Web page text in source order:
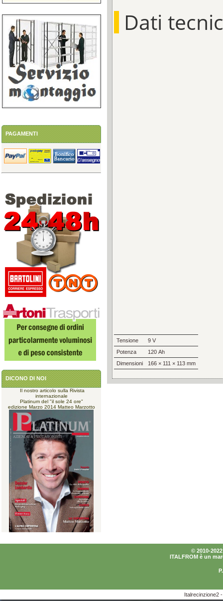
PAGAMENTI
DICONO DI NOI
Il nostro articolo sulla Rivista
internazionale
Platinum del "il sole 24 ore"
edizione Marzo 2014 Matteo Marzotto
Dati
Tensione
9 V
Potenza
120 Ah
Dimensioni
166 × 111 × 113 mm
© 2010-
ITALFROM è un
Italrecinzione2